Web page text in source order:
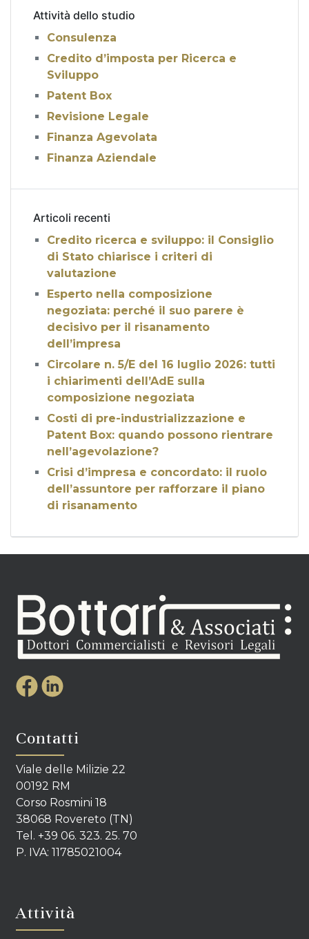
Attività dello studio
Consulenza
Credito d’imposta per Ricerca e
Sviluppo
Patent Box
Revisione Legale
Finanza Agevolata
Finanza Aziendale
Articoli recenti
Credito ricerca e sviluppo: il Consiglio
di Stato chiarisce i criteri di
valutazione
Esperto nella composizione
negoziata: perché il suo parere è
decisivo per il risanamento
dell’impresa
Circolare n. 5/E del 16 luglio 2026: tutti
i chiarimenti dell’AdE sulla
composizione negoziata
Costi di pre-industrializzazione e
Patent Box: quando possono rientrare
nell’agevolazione?
Crisi d’impresa e concordato: il ruolo
dell’assuntore per rafforzare il piano
di risanamento
Contatti
Viale delle Milizie 22
00192 RM
Corso Rosmini 18
38068 Rovereto (TN)
Tel. +39 06. 323. 25. 70
P. IVA: 11785021004
Attività